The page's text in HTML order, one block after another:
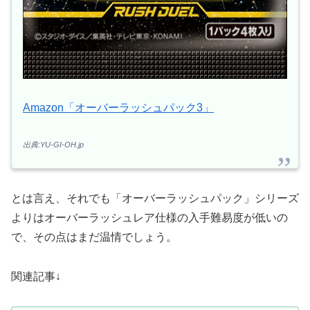
Amazon「オーバーラッシュパック3」
出典:YU-GI-OH.jp
とは言え、それでも「オーバーラッシュパック」シリーズ
よりはオーバーラッシュレア仕様の入手難易度が低いの
で、その点はまだ温情でしょう。
関連記事↓